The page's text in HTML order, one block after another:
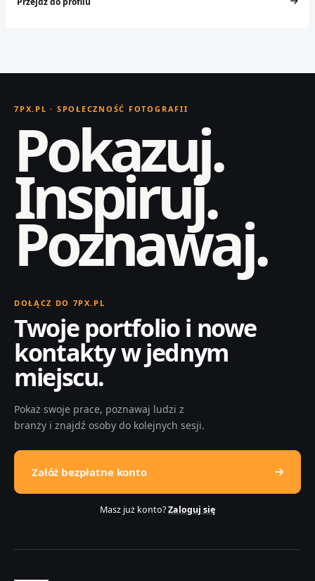
7PX.PL · SPOŁECZNOŚĆ FOTOGRAFII
Pokazuj.
Inspiruj.
Poznawaj.
DOŁĄCZ DO 7PX.PL
Twoje portfolio i nowe
kontakty w jednym
miejscu.
Pokaż swoje prace, poznawaj ludzi z
branży i znajdź osoby do kolejnych sesji.
Załóż bezpłatne konto
Masz już konto?Zaloguj się